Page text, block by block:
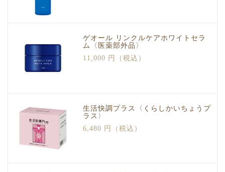
ゲオール リンクルケアホワイトセラ
ム〈医薬部外品〉
11,000 円（税込）
生活快調プラス〈くらしかいちょうプ
ラス〉
6,480 円（税込）